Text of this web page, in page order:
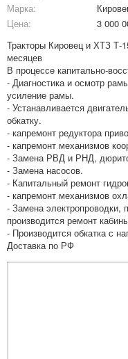
Марка:
Цена:
3 000
Тракторы Кировец и ХТЗ Т-
месяцев
В процессе капитально-
- Диагностика и осмотр
усиление рамы.
- Устанавливается
обкатку.
- капремонт редуктора
- капремонт механизмов
- Замена РВД и РНД,
- Замена насосов.
- Капитальный ремонт
- капремонт механизмов
- Замена электропроводки,
производится ремонт
- Производится обкатка с
Доставка по РФ